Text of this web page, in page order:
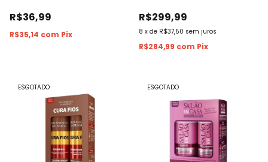
R$36,99
R$35,14 com Pix
R$299,99
8 x de R$37,50 sem juros
R$284,99 com Pix
ESGOTADO ESGOTADO